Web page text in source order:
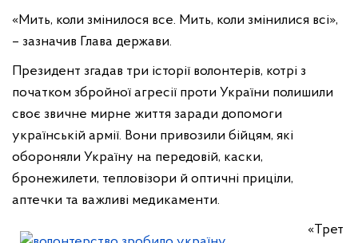
«Мить, коли змінилося все. Мить, коли змінилися всі»,
– зазначив Глава держави.
Президент згадав три історії волонтерів, котрі з
початком збройної агресії проти України полишили
своє звичне мирне життя заради допомоги
українській армії. Вони привозили бійцям, які
обороняли Україну на передовій, каски,
бронежилети, тепловізори й оптичні приціли,
аптечки та важливі медикаменти.
«Трет